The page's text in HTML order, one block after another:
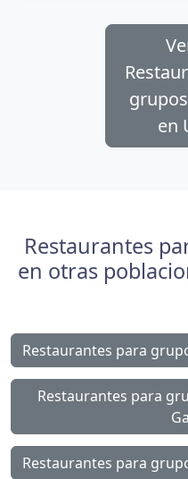
en
Restaurantes
en otras
Restaurantes para
Restaurantes para
Restaurantes para